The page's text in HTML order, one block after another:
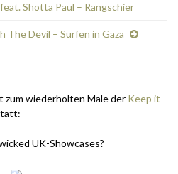
Shotta Paul – Rangschier
The Devil – Surfen in Gaza
zum wiederholten Male der Keep it
UK-Showcases?